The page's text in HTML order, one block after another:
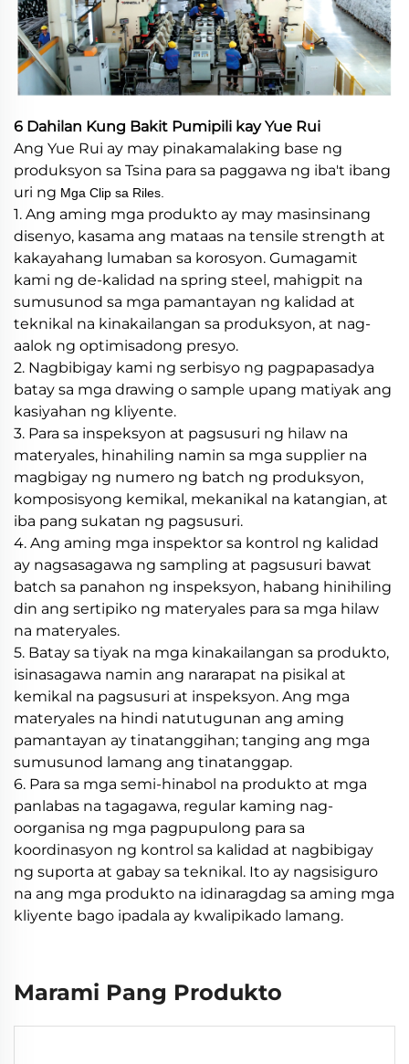
6 Dahilan Kung Bakit Pumipili kay Yue Rui
Ang Yue Rui ay may pinakamalaking base ng
produksyon sa Tsina para sa paggawa ng iba't ibang
uri ng Mga Clip sa Riles.
1. Ang aming mga produkto ay may masinsinang
disenyo, kasama ang mataas na tensile strength at
kakayahang lumaban sa korosyon. Gumagamit
kami ng de-kalidad na spring steel, mahigpit na
sumusunod sa mga pamantayan ng kalidad at
teknikal na kinakailangan sa produksyon, at nag-
aalok ng optimisadong presyo.
2. Nagbibigay kami ng serbisyo ng pagpapasadya
batay sa mga drawing o sample upang matiyak ang
kasiyahan ng kliyente.
3. Para sa inspeksyon at pagsusuri ng hilaw na
materyales, hinahiling namin sa mga supplier na
magbigay ng numero ng batch ng produksyon,
komposisyong kemikal, mekanikal na katangian, at
iba pang sukatan ng pagsusuri.
4. Ang aming mga inspektor sa kontrol ng kalidad
ay nagsasagawa ng sampling at pagsusuri bawat
batch sa panahon ng inspeksyon, habang hinihiling
din ang sertipiko ng materyales para sa mga hilaw
na materyales.
5. Batay sa tiyak na mga kinakailangan sa produkto,
isinasagawa namin ang nararapat na pisikal at
kemikal na pagsusuri at inspeksyon. Ang mga
materyales na hindi natutugunan ang aming
pamantayan ay tinatanggihan; tanging ang mga
sumusunod lamang ang tinatanggap.
6. Para sa mga semi-hinabol na produkto at mga
panlabas na tagagawa, regular kaming nag-
oorganisa ng mga pagpupulong para sa
koordinasyon ng kontrol sa kalidad at nagbibigay
ng suporta at gabay sa teknikal. Ito ay nagsisiguro
na ang mga produkto na idinaragdag sa aming mga
kliyente bago ipadala ay kwalipikado lamang.
Marami Pang Produkto